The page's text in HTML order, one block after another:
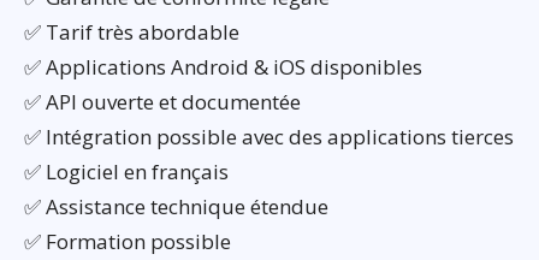
✅ Tarif très abordable
✅ Applications Android & iOS disponibles
✅ API ouverte et documentée
✅ Intégration possible avec des applications tierces
✅ Logiciel en français
✅ Assistance technique étendue
✅ Formation possible